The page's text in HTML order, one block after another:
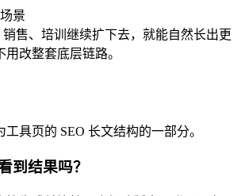
景
销售、培训继续扩下去，就能自然长出更
改整套底层链路。
具页的 SEO 长文结构的一部分。
到结果吗？